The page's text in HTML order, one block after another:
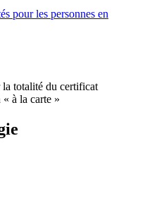
pour les personnes en
la totalité du certificat
à la carte »